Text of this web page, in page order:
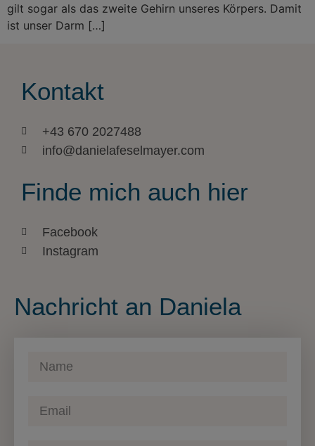
gilt sogar als das zweite Gehirn unseres Körpers. Damit
ist unser Darm […]
Kontakt
+43 670 2027488
info@danielafeselmayer.com
Finde mich auch hier
Facebook
Instagram
Nachricht an Daniela